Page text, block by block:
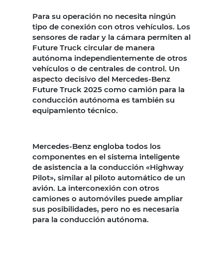
Para su operación no necesita ningún
tipo de conexión con otros vehículos. Los
sensores de radar y la cámara permiten al
Future Truck circular de manera
autónoma independientemente de otros
vehículos o de centrales de control. Un
aspecto decisivo del Mercedes-Benz
Future Truck 2025 como camión para la
conducción autónoma es también su
equipamiento técnico.
Mercedes-Benz engloba todos los
componentes en el sistema inteligente
de asistencia a la conducción «Highway
Pilot», similar al piloto automático de un
avión. La interconexión con otros
camiones o automóviles puede ampliar
sus posibilidades, pero no es necesaria
para la conducción autónoma.